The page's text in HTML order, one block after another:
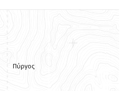
Πύργος